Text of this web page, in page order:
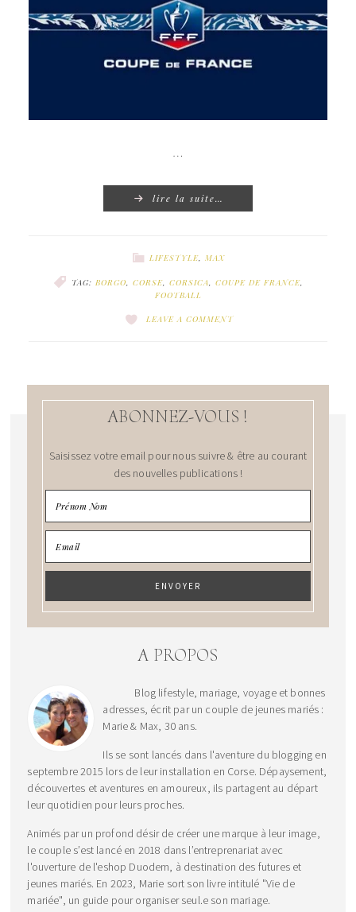
…
lire la suite…
LIFESTYLE MAX
TAG: BORGO CORSE, CORSICA COUPE DE FRANCE,
FOOTBALL
LEAVE A COMMENT
ABONNEZ-VOUS !
Saisissez votre email pour nous suivre & être au courant
des nouvelles publications !
A PROPOS
Blog lifestyle, mariage, voyage et bonnes
adresses, écrit par un couple de jeunes mariés :
Marie & Max, 30 ans.
Ils se sont lancés dans l'aventure du blogging en
septembre 2015 lors de leur installation en Corse. Dépaysement,
découvertes et aventures en amoureux, ils partagent au départ
leur quotidien pour leurs proches.
Animés par un profond désir de créer une marque à leur image,
le couple s’est lancé en 2018 dans l’entreprenariat avec
l'ouverture de l'eshop Duodem, à destination des futures et
jeunes mariés. En 2023, Marie sort son livre intitulé "Vie de
mariée", un guide pour organiser seul.e son mariage.